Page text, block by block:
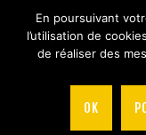
Politique
Site
En poursuivant
l’utilisation de
de réaliser des
OK